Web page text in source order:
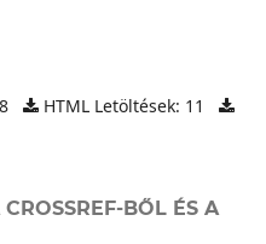
HTML Letöltések: 11
BŐL ÉS A